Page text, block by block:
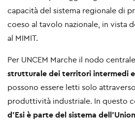
capacità del sistema regionale di
coeso al tavolo nazionale, in vista
al MIMIT.
Per UNCEM Marche il nodo
strutturale dei territori intermedi
possono essere letti solo
produttività industriale. In questo
d’Esi è parte del sistema